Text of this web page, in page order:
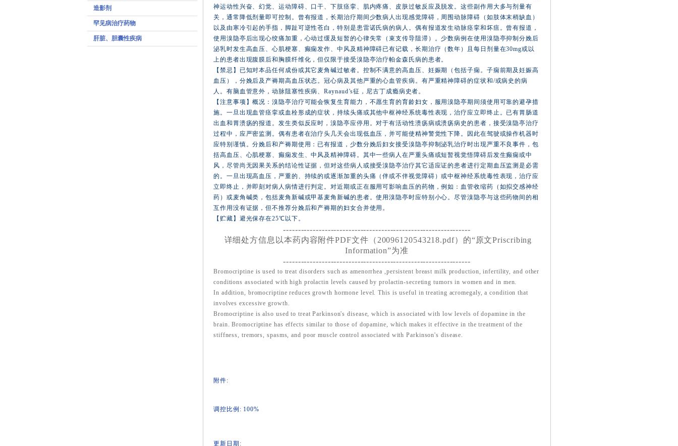
造影剂
罕见病治疗药物
肝脏、胆囊性疾病
神运动性兴奋、幻觉、运动障碍、口干、下肢痉挛、肌内疼痛、皮肤过敏反应及脱发。这些副作用大多与剂量有
关，通常降低剂量即可控制。曾有报道，长期治疗期间少数病人出现感觉障碍，周围动脉障碍（如肢体末稍缺血）
以及由寒冷引起的手指，脚趾可逆性苍白，特别是患雷诺氏病的病人。偶有报道发生动脉痉挛和坏疽。曾有报道，
使用溴隐亭后出现心绞痛加重，心动过缓及短暂的心律失常（束支传导阻滞）。少数病例在使用溴隐亭抑制分娩后
泌乳时发生高血压、心肌梗塞、癫痫发作、中风及精神障碍已有记载，长期治疗（数年）且每日剂量在30mg或以
上的患者出现腹膜后和胸膜纤维化，但仅限于接受溴隐亭治疗帕金森氏病的患者。
【禁忌】已知对本品任何成份或其它麦角碱过敏者。控制不满意的高血压、妊娠期（包括子痫。子痫前期及妊娠高
血压），分娩后及产褥期高血压状态。冠心病及其他严重的心血管疾病。有严重精神障碍的症状和/或病史的病
人。有脑血管意外，动脉阻塞性疾病、Raynaud’s征，尼古丁成瘾病史者。
【注意事项】概况：溴隐亭治疗可能会恢复生育能力，不愿生育的育龄妇女，服用溴隐亭期间须使用可靠的避孕措
施。一旦出现血管痉挛或血栓形成的症状，持续头痛或其他中枢神经系统毒性表现，治疗应立即终止。已有胃肠道
出血和胃溃疡的报道。发生类似反应时，溴隐亭应停用。对于有活动性溃疡病或溃疡病史的患者，接受溴隐亭治疗
过程中，应严密监测。偶有患者在治疗头几天会出现低血压，并可能使精神警觉性下降。因此在驾驶或操作机器时
应特别谨慎。分娩后和产褥期使用：已有报道，少数分娩后妇女接受溴隐亭抑制泌乳治疗时出现严重不良事件，包
括高血压、心肌梗塞、癫痫发生、中风及精神障碍。其中一些病人在严重头痛或短暂视觉悟障碍后发生癫痫或中
风，尽管尚无因果关系的结论性证据，但对这些病人或接受溴隐亭治疗其它适应证的患者进行定期血压监测是必需
的。一旦出现高血压，严重的、持续的或逐渐加重的头痛（伴或不伴视觉障碍）或中枢神经系统毒性表现，治疗应
立即终止，并即刻对病人病情进行判定。对近期或正在服用可影响血压的药物，例如：血管收缩药（如拟交感神经
药）或麦角碱类，包括麦角新碱或甲基麦角新碱的患者。使用溴隐亭时应特别小心。尽管溴隐亭与这些药物间的相
互作用没有证据，但不推荐分娩后和产褥期的妇女合并使用。
【贮藏】避光保存在25℃以下。
---------------------------------------------------------------
详细处方信息以本药内容附件PDF文件（20096120543218.pdf）的“原文Priscribing
Information”为准
---------------------------------------------------------------
Bromocriptine is used to treat disorders such as amenorrhea ,persistent breast milk production, infertility, and other
conditions associated with high prolactin levels caused by prolactin-secreting tumors in women and in men.
In addition, bromocriptine reduces growth hormone level. This is useful in treating acromegaly, a condition that
involves excessive growth.
Bromocriptine is also used to treat Parkinson's disease, which is associated with low levels of dopamine in the
brain. Bromocriptine has effects similar to those of dopamine, which makes it effective in the treatment of the
stiffness, tremors, spasms, and poor muscle control associated with Parkinson's disease.
附件:
调控比例: 100%
更新日期: